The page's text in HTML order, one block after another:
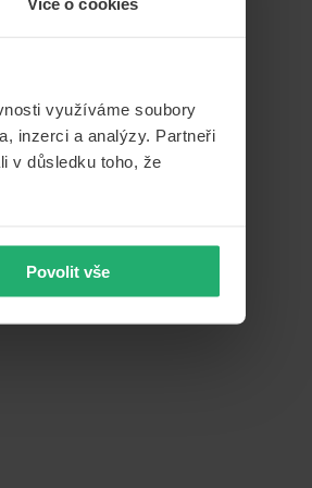
Více o cookies
využíváme soubory
inzerci a analýzy. Partneři
v důsledku toho, že
Povolit vše
připojištění.
mnohdy blíží 1
přijímá jinak, to